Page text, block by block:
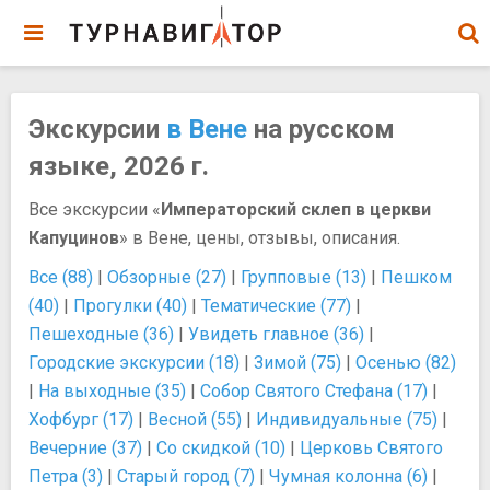
Экскурсии в Вене на русском
языке, 2026 г.
Все экскурсии «Императорский склеп в церкви
Капуцинов» в Вене, цены, отзывы, описания.
Все (88) | Обзорные (27) | Групповые (13) | Пешком
(40) | Прогулки (40) | Тематические (77) |
Пешеходные (36) | Увидеть главное (36) |
Городские экскурсии (18) | Зимой (75) | Осенью (82)
| На выходные (35) | Собор Святого Стефана (17) |
Хофбург (17) | Весной (55) | Индивидуальные (75) |
Вечерние (37) | Со скидкой (10) | Церковь Святого
Петра (3) | Старый город (7) | Чумная колонна (6) |